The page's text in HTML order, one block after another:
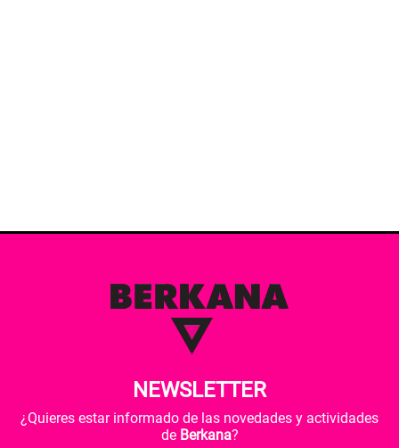
NEWSLETTER
¿Quieres estar informado de las novedades y actividades
de Berkana?